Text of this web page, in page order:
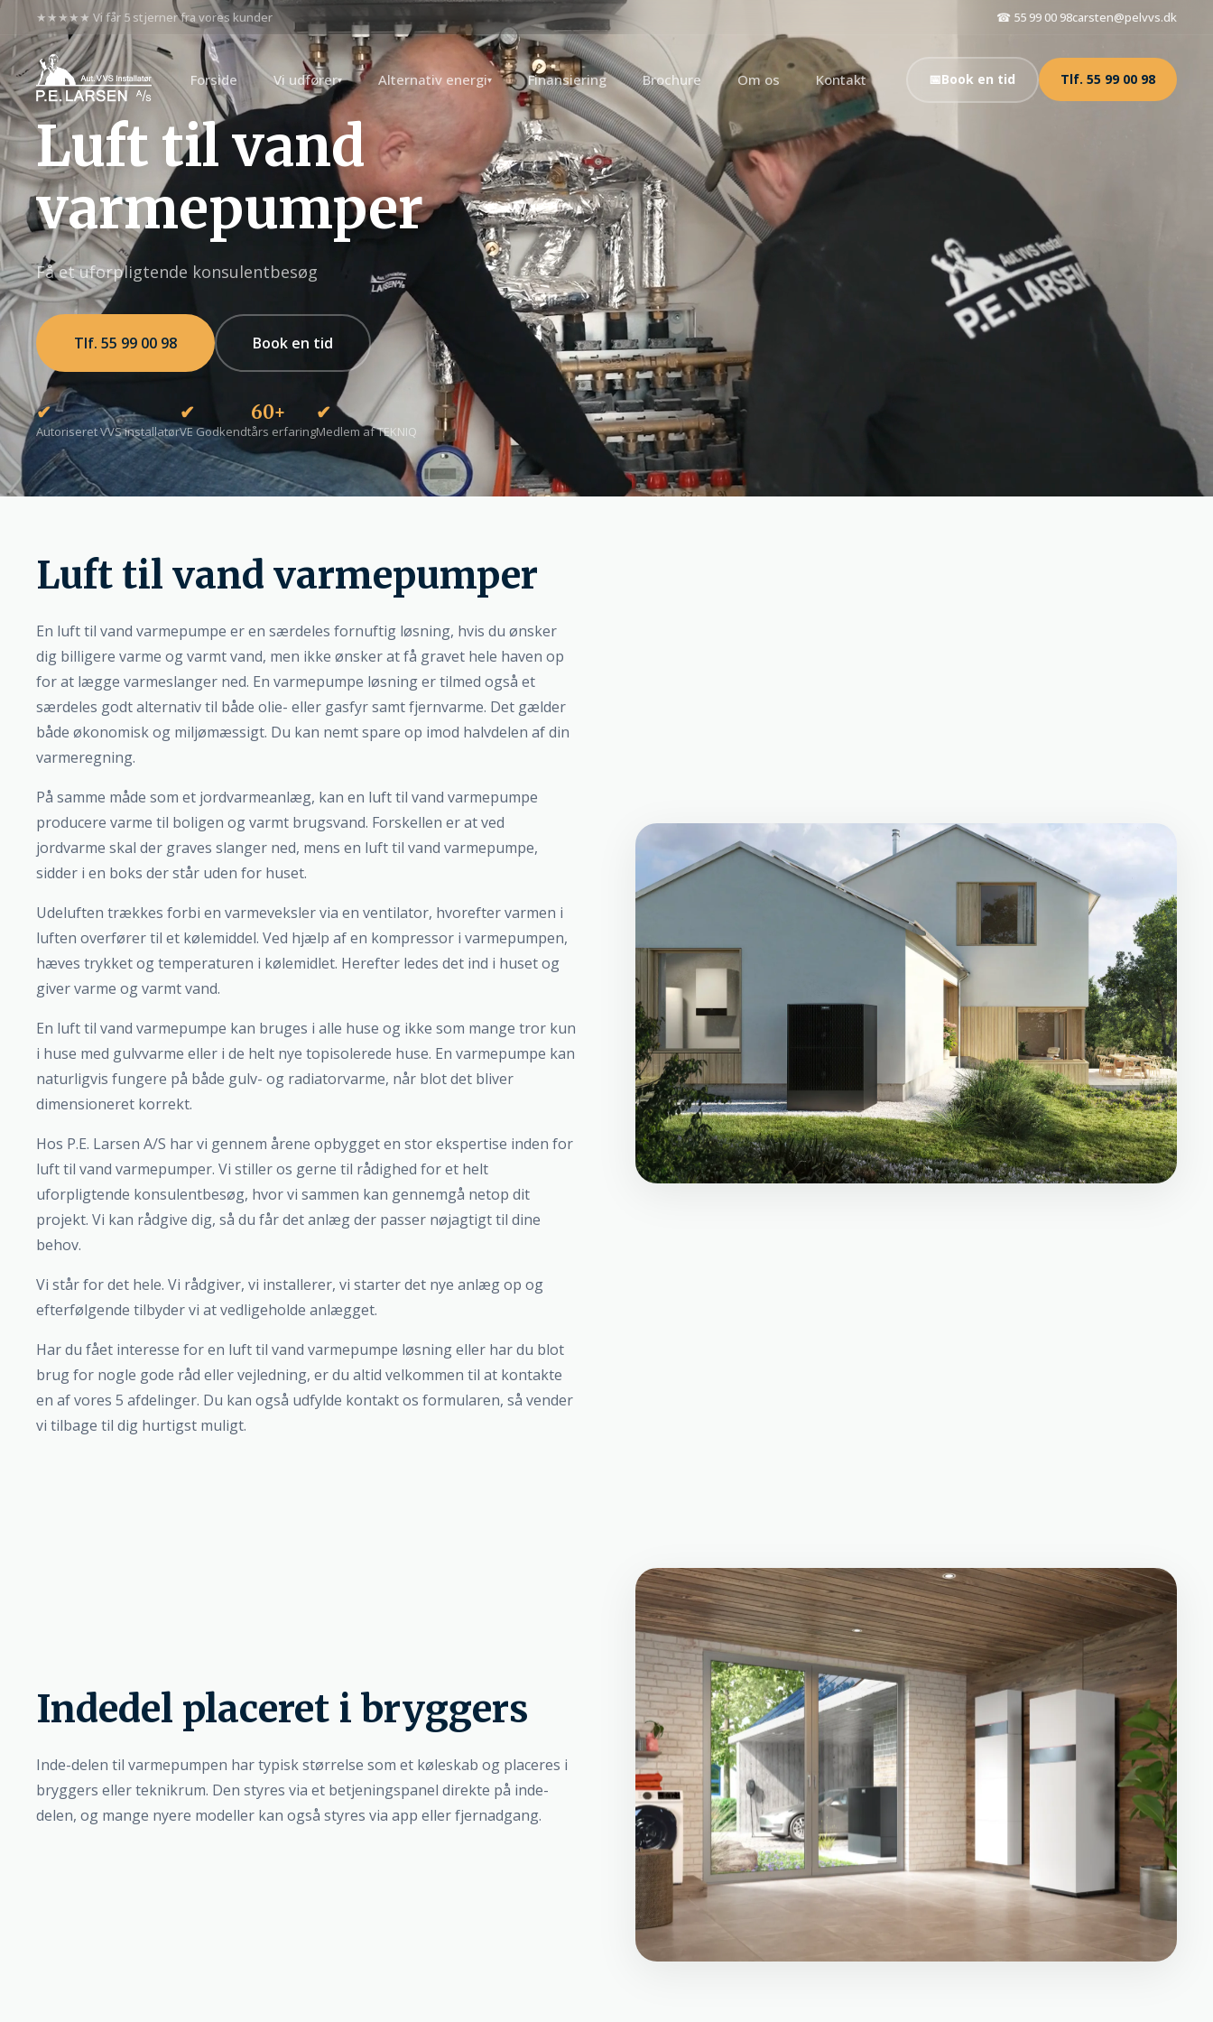
★★★★★ Vi får 5 stjerner fra vores kunder ☎ 55 99 00 98carsten@pelvvs.dk
Forside Vi udfører▾ Alternativ energi▾ Finansiering Brochure Om os Kontakt 📅Book en tid Tlf. 55 99 00 98
Luft til vand
varmepumper
Få et uforpligtende konsulentbesøg
Tlf. 55 99 00 98 Book en tid
✔
Autoriseret VVS installatør
✔
VE Godkendt
60+
års erfaring
✔
Medlem af TEKNIQ
Luft til vand varmepumper
En luft til vand varmepumpe er en særdeles fornuftig løsning, hvis du ønsker
dig billigere varme og varmt vand, men ikke ønsker at få gravet hele haven op
for at lægge varmeslanger ned. En varmepumpe løsning er tilmed også et
særdeles godt alternativ til både olie- eller gasfyr samt fjernvarme. Det gælder
både økonomisk og miljømæssigt. Du kan nemt spare op imod halvdelen af din
varmeregning.
På samme måde som et jordvarmeanlæg, kan en luft til vand varmepumpe
producere varme til boligen og varmt brugsvand. Forskellen er at ved
jordvarme skal der graves slanger ned, mens en luft til vand varmepumpe,
sidder i en boks der står uden for huset.
Udeluften trækkes forbi en varmeveksler via en ventilator, hvorefter varmen i
luften overfører til et kølemiddel. Ved hjælp af en kompressor i varmepumpen,
hæves trykket og temperaturen i kølemidlet. Herefter ledes det ind i huset og
giver varme og varmt vand.
En luft til vand varmepumpe kan bruges i alle huse og ikke som mange tror kun
i huse med gulvvarme eller i de helt nye topisolerede huse. En varmepumpe kan
naturligvis fungere på både gulv- og radiatorvarme, når blot det bliver
dimensioneret korrekt.
Hos P.E. Larsen A/S har vi gennem årene opbygget en stor ekspertise inden for
luft til vand varmepumper. Vi stiller os gerne til rådighed for et helt
uforpligtende konsulentbesøg, hvor vi sammen kan gennemgå netop dit
projekt. Vi kan rådgive dig, så du får det anlæg der passer nøjagtigt til dine
behov.
Vi står for det hele. Vi rådgiver, vi installerer, vi starter det nye anlæg op og
efterfølgende tilbyder vi at vedligeholde anlægget.
Har du fået interesse for en luft til vand varmepumpe løsning eller har du blot
brug for nogle gode råd eller vejledning, er du altid velkommen til at kontakte
en af vores 5 afdelinger. Du kan også udfylde kontakt os formularen, så vender
vi tilbage til dig hurtigst muligt.
Indedel placeret i bryggers
Inde-delen til varmepumpen har typisk størrelse som et køleskab og placeres i
bryggers eller teknikrum. Den styres via et betjeningspanel direkte på inde-
delen, og mange nyere modeller kan også styres via app eller fjernadgang.